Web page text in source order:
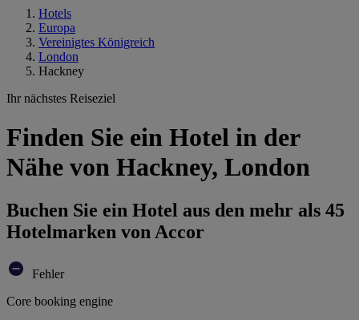
Hotels
Europa
Vereinigtes Königreich
London
Hackney
Ihr nächstes Reiseziel
Finden Sie ein Hotel in der
Nähe von Hackney, London
Buchen Sie ein Hotel aus den mehr als 45
Hotelmarken von Accor
Fehler
Core booking engine